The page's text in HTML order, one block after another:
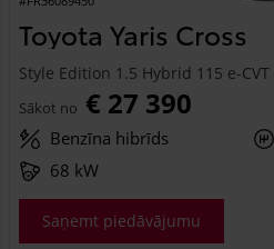
Toyota Yaris Cross
Style Edition 1.5 Hybrid 115 e-
Sākot no € 27 390
Benzīna hibrīds
68 kW
Saņemt piedāvājumu